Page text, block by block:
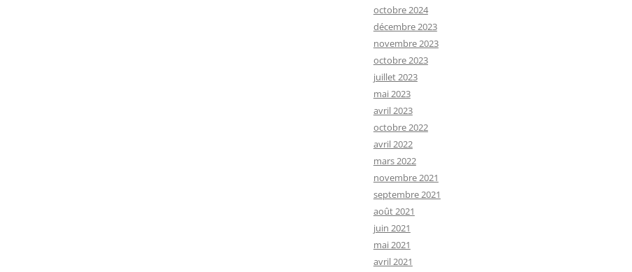
octobre 2024
décembre 2023
novembre 2023
octobre 2023
juillet 2023
mai 2023
avril 2023
octobre 2022
avril 2022
mars 2022
novembre 2021
septembre 2021
août 2021
juin 2021
mai 2021
avril 2021